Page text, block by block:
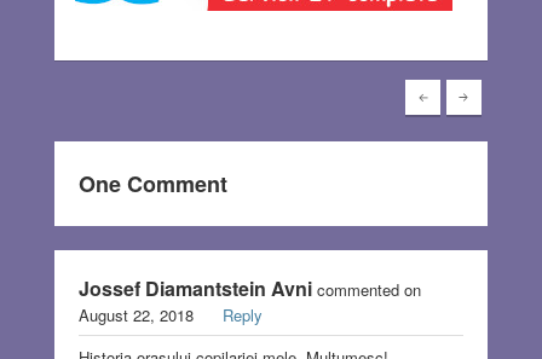
One Comment
Jossef Diamantstein Avnicommented on
August 22, 2018
Reply